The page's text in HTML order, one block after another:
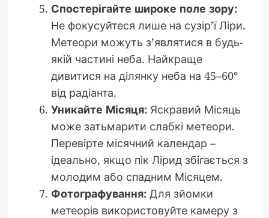
Спостерігайте широке поле зору:
Не фокусуйтеся лише на сузір’ї Ліри.
Метеори можуть з’являтися в будь-
якій частині неба. Найкраще
дивитися на ділянку неба на 45–60°
від радіанта.
Уникайте Місяця:Яскравий Місяць
може затьмарити слабкі метеори.
Перевірте місячний календар –
ідеально, якщо пік Лірид збігається з
молодим або спадним Місяцем.
Фотографування:Для зйомки
метеорів використовуйте камеру з